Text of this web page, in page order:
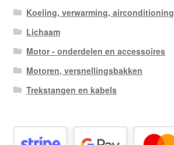
Koeling, verwarming, airconditioning
Lichaam
Motor - onderdelen en accessoires
Motoren, versnellingsbakken
Trekstangen en kabels